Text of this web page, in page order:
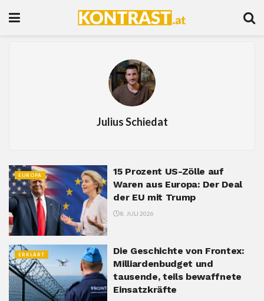
Julius Schiedat
EUROPA
15 Prozent US-Zölle auf
Waren aus Europa: Der Deal
der EU mit Trump
8. JULI 2026
ERKLÄRT
Die Geschichte von Frontex:
Milliardenbudget und
tausende, teils bewaffnete
Einsatzkräfte